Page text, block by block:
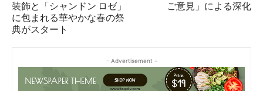
装飾と「シャンドン ロゼ」
に包まれる華やかな春の祭
典がスタート
ご意見」による深化
- Advertisement -